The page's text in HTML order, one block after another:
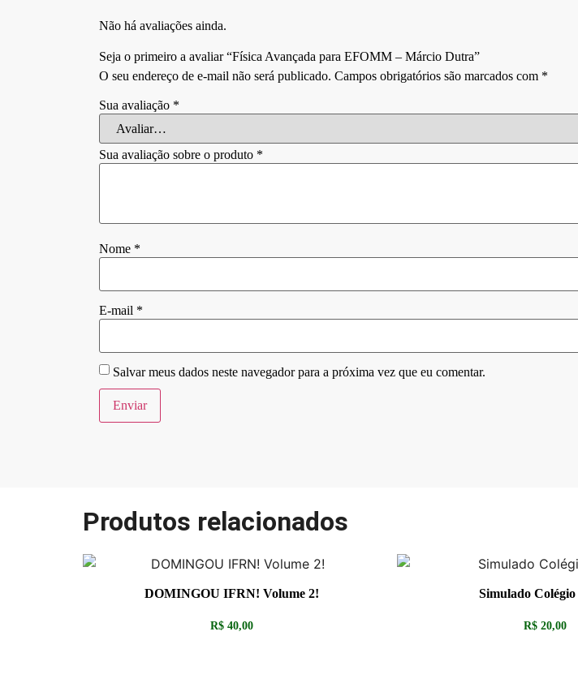
Não há avaliações ainda.
Seja o primeiro a avaliar “Física Avançada para EFOMM – Márcio Dutra”
O seu endereço de e-mail não será publicado. Campos obrigatórios são marcados com *
Sua avaliação *
Sua avaliação sobre o produto *
Nome *
E-mail *
Salvar meus dados neste navegador para a próxima vez que eu comentar.
Produtos relacionados
DOMINGOU IFRN! Volume 2!
R$40,00
Simulado
R$ 20,00